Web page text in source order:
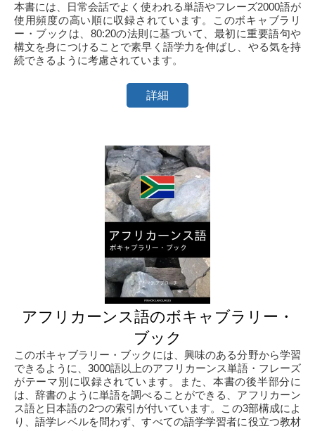
本書には、日常会話でよく使われる単語やフレーズ2000語が
使用頻度の高い順に収録されています。このボキャブラリ
ー・ブックは、80:20の法則に基づいて、最初に重要語句や
構文を身につけることで素早く語学力を伸ばし、やる気を持
続できるように考慮されています。
詳細
アフリカーンス語のボキャブラリー・
ブック
このボキャブラリー・ブックには、興味のある分野から学習
できるように、3000語以上のアフリカーンス単語・フレーズ
がテーマ別に収録されています。また、本書の後半部分に
は、辞書のように単語を調べることができる、アフリカーン
ス語と日本語の2つの索引が付いています。この3部構成によ
り、語学レベルを問わず、すべての語学学習者に役立つ教材